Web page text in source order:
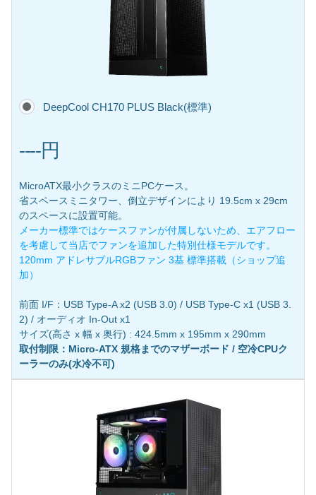
DeepCool CH170 PLUS Black(標準)
----円
MicroATX最小クラスのミニPCケース。
省スペースミニタワー、倒立デザインにより 19.5cm x 29cm
のスペースに設置可能。
メーカー標準ではケースファンが付属しないため、エアフロー
を考慮して当店でファンを追加した特別仕様モデルです。
120mm アドレサブルRGBファン 3基 標準搭載（ショップ追
加）
前面 I/F：USB Type-A x2 (USB 3.0) / USB Type-C x1 (USB 3.
2) / オーディオ In-Out x1
サイズ(高さ x 幅 x 奥行) : 424.5mm x 195mm x 290mm
取付制限：Micro-ATX 規格までのマザーボード / 空冷CPUク
ーラーのみ(水冷不可)